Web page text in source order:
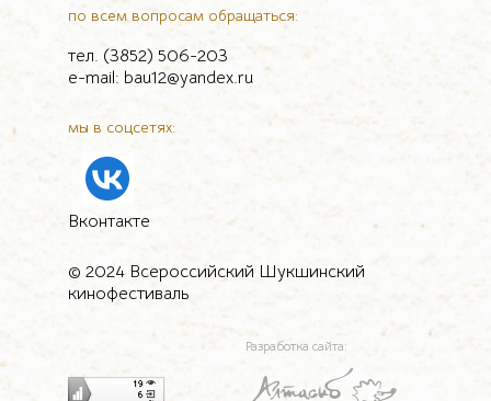
по всем вопросам обращаться:
тел. (3852) 506-203
e-mail: bau12@yandex.ru
© 2024 Всероссийский Шукшинский
кинофестиваль
мы в соцсетях:
Вконтакте
Разработка сайта: